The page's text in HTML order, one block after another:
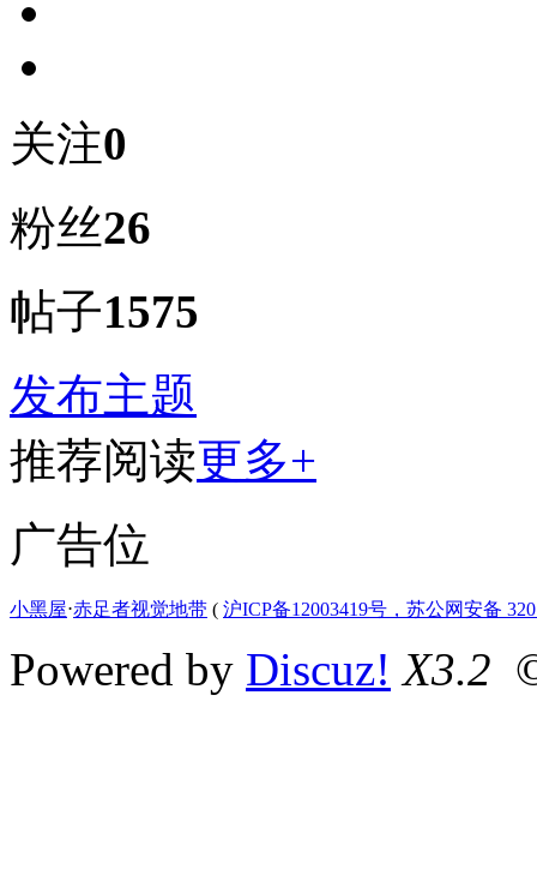
关注0
粉丝26
帖子1575
发布主题
推荐阅读更多+
广告位
小黑屋⋅赤足者视觉地带 ( 沪ICP备12003419号，苏公网安备
Powered by Discuz! X3.2